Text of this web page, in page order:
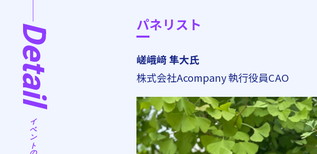
Detail
イベントの詳細
パネリスト
嵯峨﨑 隼大氏
株式会社Acompany 執行役員CAO